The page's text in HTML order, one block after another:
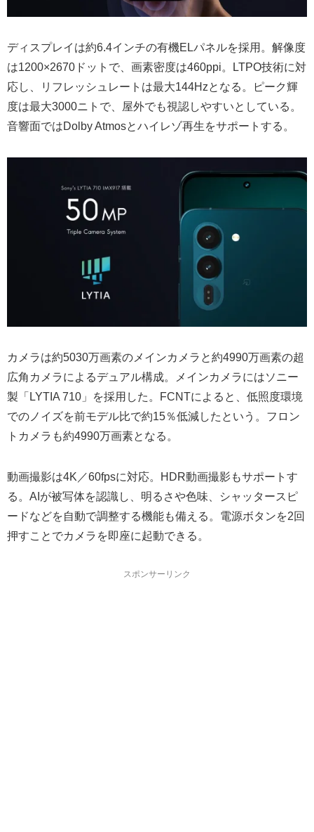
ディスプレイは約6.4インチの有機ELパネルを採用。解像度
は1200×2670ドットで、画素密度は460ppi。LTPO技術に対
応し、リフレッシュレートは最大144Hzとなる。ピーク輝
度は最大3000ニトで、屋外でも視認しやすいとしている。
音響面ではDolby Atmosとハイレゾ再生をサポートする。
カメラは約5030万画素のメインカメラと約4990万画素の超
広角カメラによるデュアル構成。メインカメラにはソニー
製「LYTIA 710」を採用した。FCNTによると、低照度環境
でのノイズを前モデル比で約15％低減したという。フロン
トカメラも約4990万画素となる。
動画撮影は4K／60fpsに対応。HDR動画撮影もサポートす
る。AIが被写体を認識し、明るさや色味、シャッタースピ
ードなどを自動で調整する機能も備える。電源ボタンを2回
押すことでカメラを即座に起動できる。
スポンサーリンク